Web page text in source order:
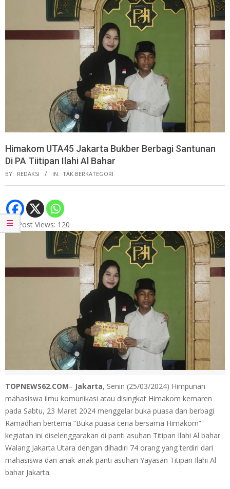
Himakom UTA45 Jakarta Bukber Berbagi Santunan
Di PA Tiitipan Ilahi Al Bahar
BY: REDAKSI IN: TAK BERKATEGORI
Post Views: 120
TOPNEWS62.COM– Jakarta, Senin (25/03/2024) Himpunan
mahasiswa ilmu komunikasi atau disingkat Himakom kemaren
pada Sabtu, 23 Maret 2024 menggelar buka puasa dan berbagi
Ramadhan bertema “Buka puasa ceria bersama Himakom”
kegiatan ini diselenggarakan di panti asuhan Titipan Ilahi Al bahar
Walang Jakarta Utara dengan dihadiri 74 orang yang terdiri dari
mahasiswa dan anak-anak panti asuhan Yayasan Titipan Ilahi Al
bahar Jakarta.